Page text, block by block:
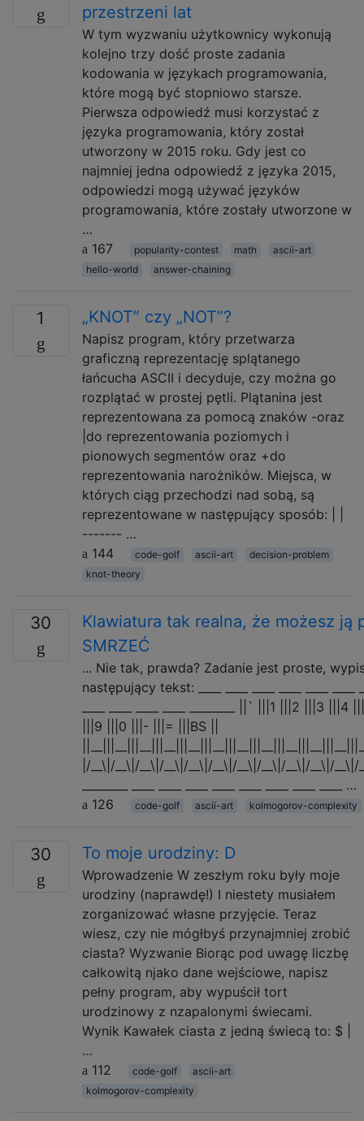
przestrzeni lat
W tym wyzwaniu użytkownicy wykonują
kolejno trzy dość proste zadania
kodowania w językach programowania,
które mogą być stopniowo starsze.
Pierwsza odpowiedź musi korzystać z
języka programowania, który został
utworzony w 2015 roku. Gdy jest co
najmniej jedna odpowiedź z języka 2015,
odpowiedzi mogą używać języków
programowania, które zostały utworzone w
…
167
popularity-contest math
ascii-art
hello-world
answer-chaining
1 „KNOT” czy „NOT”?
Napisz program, który przetwarza
graficzną reprezentację splątanego
łańcucha ASCII i decyduje, czy można go
rozplątać w prostej pętli. Plątanina jest
reprezentowana za pomocą znaków -oraz
|do reprezentowania poziomych i
pionowych segmentów oraz +do
reprezentowania narożników. Miejsca, w
których ciąg przechodzi nad sobą, są
reprezentowane w następujący sposób: | |
------- …
144
code-golf ascii-art
decision-problem
knot-theory
30
Klawiatura tak realna, że ​​możesz ją
SMRZEĆ
... Nie tak, prawda? Zadanie jest proste,
następujący tekst: ____ ____ ____ ____ ____ ____
____ ____ ____ ____ ________ ||` |||1 |||2 |||3
|||9 |||0 |||- |||= |||BS ||
|/__\|/__\|/__\|/__\|/__\|/__\|/__\|/__\|/__\|/__\|/__\|/
________ ____ ____ ____ ____ ____ ____ ____ ____ …
126
code-golf ascii-art kolmogorov-complexity
30 To moje urodziny: D
Wprowadzenie W zeszłym roku były moje
urodziny (naprawdę!) I niestety musiałem
zorganizować własne przyjęcie. Teraz
wiesz, czy nie mógłbyś przynajmniej zrobić
ciasta? Wyzwanie Biorąc pod uwagę liczbę
całkowitą njako dane wejściowe, napisz
pełny program, aby wypuścił tort
urodzinowy z nzapalonymi świecami.
Wynik Kawałek ciasta z jedną świecą to: $ |
…
112
code-golf
ascii-art
kolmogorov-complexity